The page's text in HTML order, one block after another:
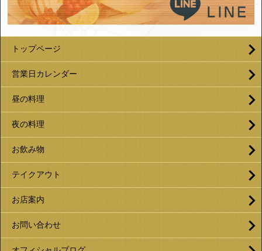
トップページ
営業日カレンダー
昼の料理
夜の料理
お飲み物
テイクアウト
お店案内
お問い合わせ